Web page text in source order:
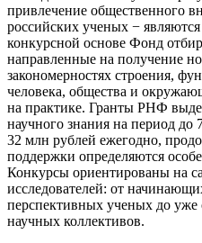
привлечение общественного
российских ученых −
конкурсной основе Фонд
направленные на получение
закономерностях строения,
человека, общества и
на практике. Гранты РНФ
научного знания на период до
32 млн рублей ежегодно,
поддержки определяются
Конкурсы ориентированы на
исследователей: от
перспективных ученых до
научных коллективов.